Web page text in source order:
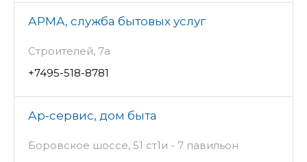
АРМА, служба бытовых услуг
Строителей, 7а
+7495-518-8781
Ар-сервис, дом быта
Боровское шоссе, 51 ст1и - 7 павильон